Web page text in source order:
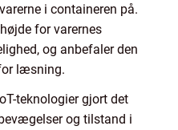
i containeren på.
for varernes
og anbefaler den
læsning.
teknologier gjort det
og tilstand i